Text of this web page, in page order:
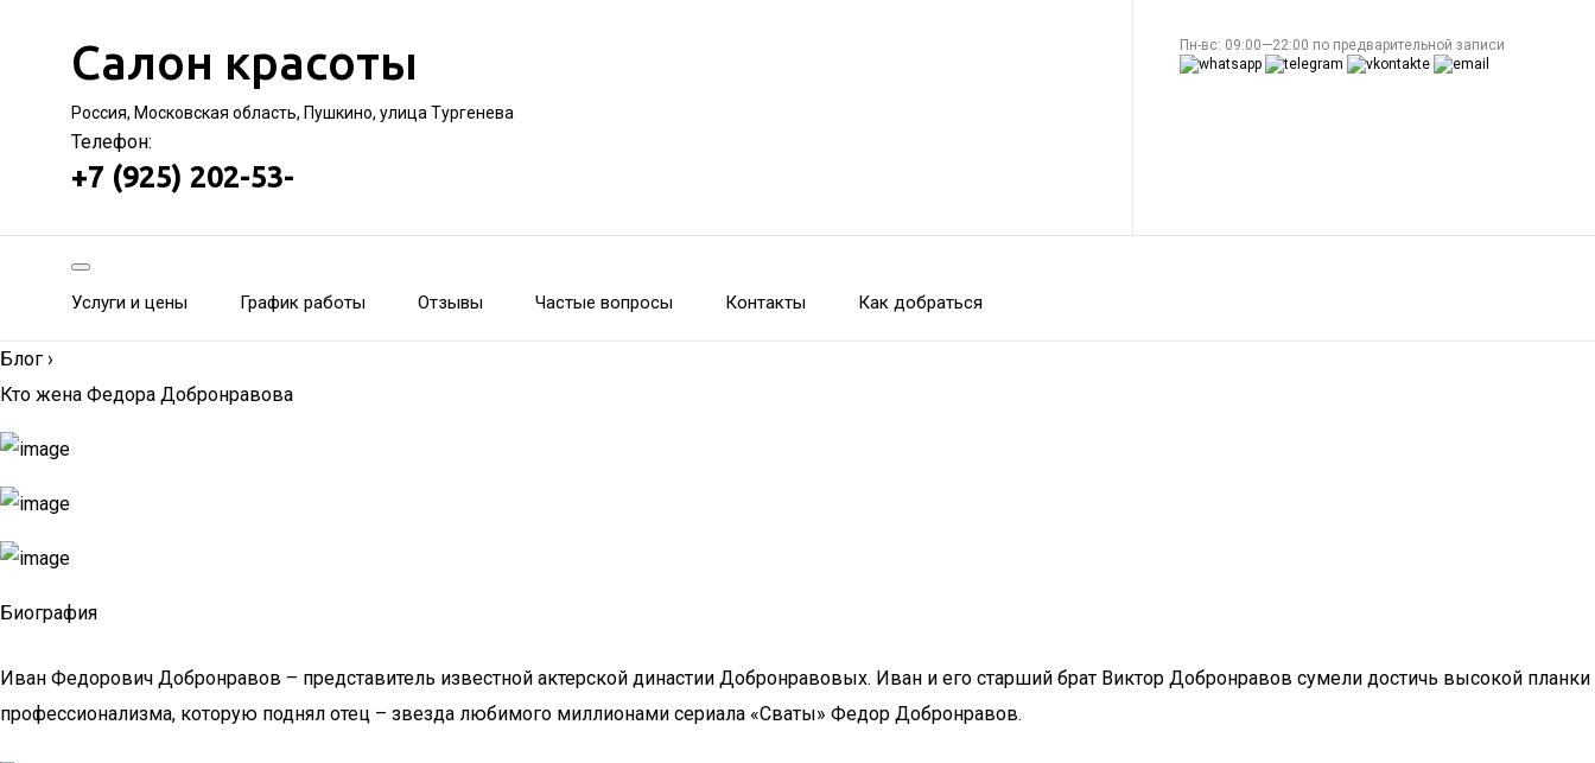
Салон красоты
Россия, Московская область, Пушкино, улица Тургенева
Телефон:
+7 (925) 202-53-
Пн-вс: 09:00—22:00 по предварительной записи
Услуги и цены График работы Отзывы Частые вопросы Контакты Как добраться
Блог ›
Кто жена Федора Добронравова
Биография
Иван Федорович Добронравов – представитель известной актерской династии Добронравовых. Иван и его старший брат Виктор Добронравов сумели достичь высокой планки
профессионализма, которую поднял отец – звезда любимого миллионами сериала «Сваты» Федор Добронравов.